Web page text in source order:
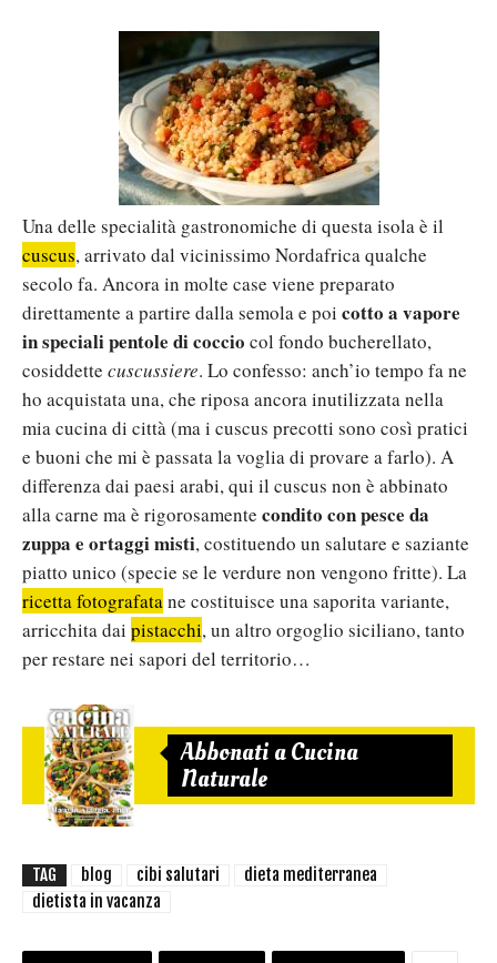
Una delle specialità gastronomiche di questa isola è il
cuscus, arrivato dal vicinissimo Nordafrica qualche
secolo fa. Ancora in molte case viene preparato
direttamente a partire dalla semola e poi cotto a vapore
in speciali pentole di coccio col fondo bucherellato,
cosiddette cuscussiere. Lo confesso: anch’io tempo fa ne
ho acquistata una, che riposa ancora inutilizzata nella
mia cucina di città (ma i cuscus precotti sono così pratici
e buoni che mi è passata la voglia di provare a farlo). A
differenza dai paesi arabi, qui il cuscus non è abbinato
alla carne ma è rigorosamente condito con pesce da
zuppa e ortaggi misti, costituendo un salutare e saziante
piatto unico (specie se le verdure non vengono fritte). La
ricetta fotografatane costituisce una saporita variante,
arricchita dai pistacchi, un altro orgoglio siciliano, tanto
per restare nei sapori del territorio…
Abbonati a Cucina
Naturale
TAG blog cibi salutari
dieta mediterranea
dietista in vacanza